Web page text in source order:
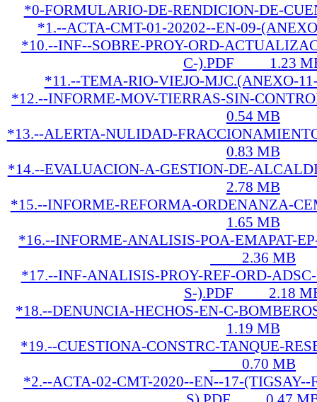
*0-FORMULARIO-DE-RENDICION-DE-
*1.--ACTA-CMT-01-20202--EN-09-
*10.--INF--SOBRE-PROY-ORD-
C-).PDF 1.23
*11.--TEMA-RIO-VIEJO-
*12.--INFORME-MOV-TIERRAS-SIN-
0.54 MB
*13.--ALERTA-NULIDAD-
0.83 MB
*14.--EVALUACION-A-GESTION-DE-
2.78 MB
*15.--INFORME-REFORMA-
1.65 MB
*16.--INFORME-ANALISIS-POA-EMAPAT-
2.36 MB
*17.--INF-ANALISIS-PROY-REF-ORD-
S-).PDF 2.18
*18.--DENUNCIA-HECHOS-EN-C-
1.19 MB
*19.--CUESTIONA-CONSTRC-TANQUE-
0.70 MB
*2.--ACTA-02-CMT-2020--EN--17-